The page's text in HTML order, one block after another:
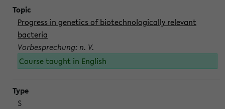
Progress in genetics of biotechnologically relevant
bacteria
Vorbesprechung: n. V.
Course taught in English
S